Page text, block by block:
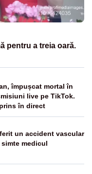
pentru a treia oară.
împușcat mortal în
live pe TikTok.
în direct
un accident vascular
medicul